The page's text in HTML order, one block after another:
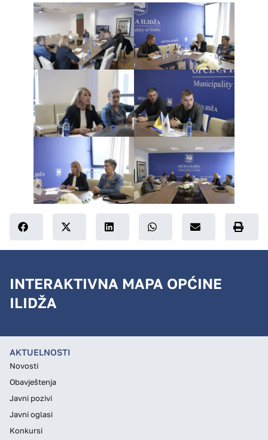
INTERAKTIVNA MAPA OPĆINE
ILIDŽA
AKTUELNOSTI
Novosti
Obavještenja
Javni pozivi
Javni oglasi
Konkursi